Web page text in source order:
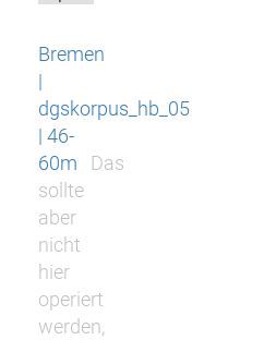
Bremen
|
dgskorpus_hb_05
| 46-
60m
Das
sollte
aber
nicht
hier
operiert
werden,